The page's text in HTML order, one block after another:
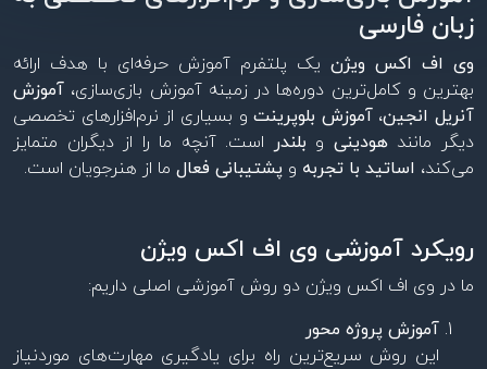
زبان فارسی
وی اف اکس ویژن یک پلتفرم آموزش حرفه‌ای با هدف ارائه
بهترین و کامل‌ترین دوره‌ها در زمینه آموزش بازی‌سازی، آموزش
آنریل انجین،آموزش بلوپرینتو بسیاری از نرم‌افزارهای تخصصی
دیگر مانندهودینی و بلندر است. آنچه ما را از دیگران متمایز
می‌کند، اساتید با تجربه و پشتیبانی فعال ما از هنرجویان است.
رویکرد آموزشی وی اف اکس ویژن
ما در وی اف اکس ویژن دو روش آموزشی اصلی داریم:
آموزش پروژه محور
این روش سریع‌ترین راه برای یادگیری مهارت‌های موردنیاز